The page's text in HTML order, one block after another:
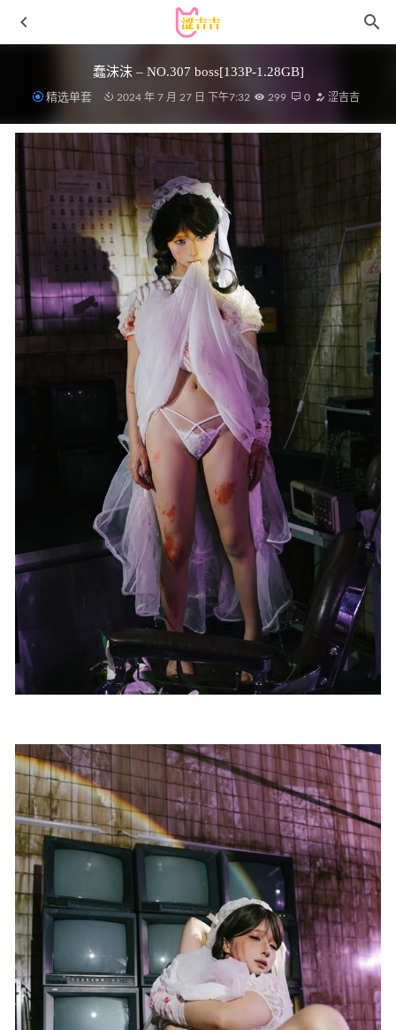
蠢沫沫 – NO.307 boss[133P-1.28GB]
精选单套 2024 年 7 月 27 日 下午7:32 299 0 涩吉吉
[Xiuren秀人网]2023.05.12 NO.6729 laura阿姣[66+1P／
2023-10-15
[爱尤物]2023 NO.2624 来日方长 小仙[35P/118MB]
2024-02-
24
不呆猫 – NO.032 玛丽萝斯涂油 [47P10V-866MB]
2023-04-
[XIAOYU语画界]2022.01.10 VOL.693 芝芝Booty[86+1P／
2023-01-07
[微密圈]宝儿茹 – 黑丝睡衣裙 [42P1V-180M]
2025-04-18